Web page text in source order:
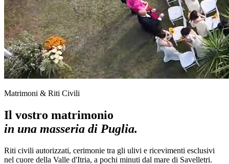
Matrimoni & Riti Civili
Il vostro matrimonio
in una masseria di Puglia.
Riti civili autorizzati, cerimonie tra gli ulivi e ricevimenti esclusivi
nel cuore della Valle d'Itria, a pochi minuti dal mare di Savelletri.